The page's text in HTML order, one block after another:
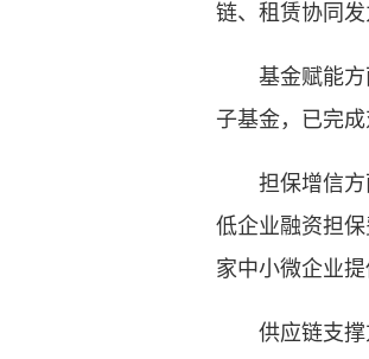
链、租赁协同发
基金赋能方面
子基金，已完成
担保增信方面
低企业融资担
家中小微企业提
供应链支撑方